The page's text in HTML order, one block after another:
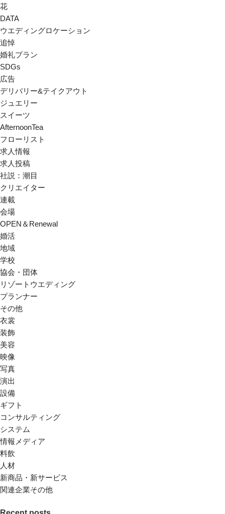
花
DATA
ウエディングロケーション
追悼
婚礼プラン
SDGs
広告
デリバリー&テイクアウト
ジュエリー
スイーツ
AfternoonTea
フローリスト
求人情報
求人投稿
社説：潮目
クリエイター
連載
会場
OPEN＆Renewal
婚活
地域
学校
協会・団体
リゾートウエディング
プランナー
その他
衣裳
装飾
美容
映像
写真
演出
設備
ギフト
コンサルティング
システム
情報メディア
料飲
人材
新商品・新サービス
関連企業その他